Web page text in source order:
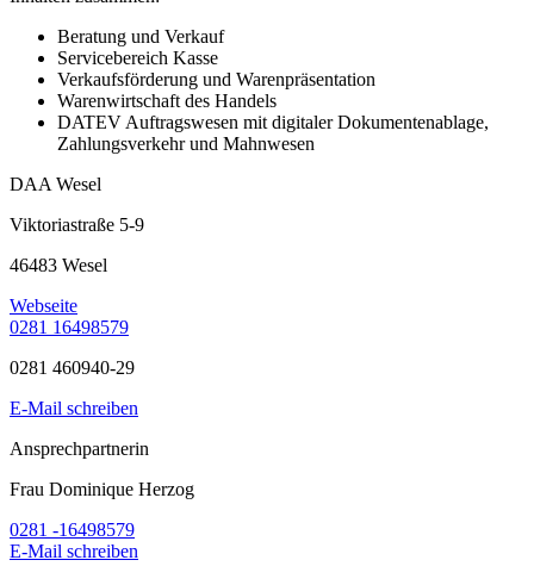
Beratung und Verkauf
Servicebereich Kasse
Verkaufsförderung und Warenpräsentation
Warenwirtschaft des Handels
DATEV Auftragswesen mit digitaler Dokumentenablage,
Zahlungsverkehr und Mahnwesen
DAA Wesel
Viktoriastraße 5-9
46483 Wesel
Webseite
0281 16498579
0281 460940-29
E-Mail schreiben
Ansprechpartnerin
Frau Dominique Herzog
0281 -16498579
E-Mail schreiben